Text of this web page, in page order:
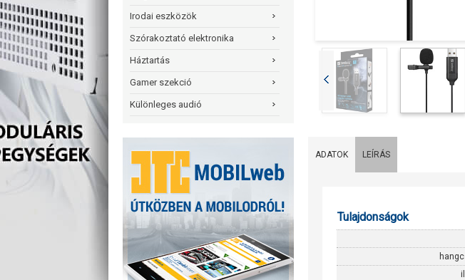
Irodai eszközök
Szórakoztató elektronika
Háztartás
Gamer szekció
Különleges audió
ADATOK LEÍRÁS
Tulajdonságok